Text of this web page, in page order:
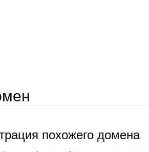
похожего домена